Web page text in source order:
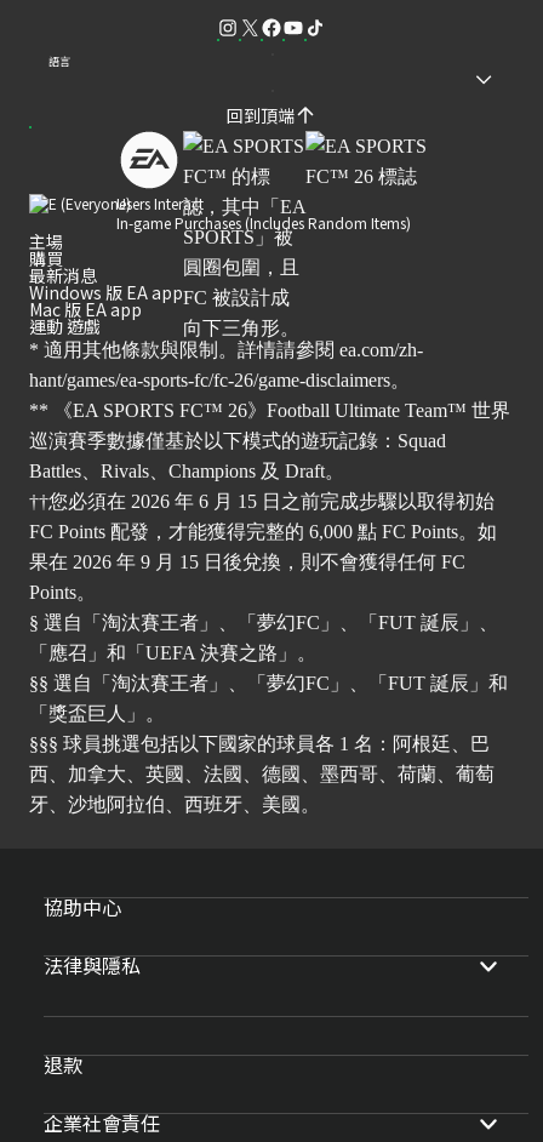
語言
回到頂端
Users Interact
In-game Purchases (Includes Random Items)
主場
購買
最新消息
Windows 版 EA app
Mac 版 EA app
運動 遊戲
* 適用其他條款與限制。詳情請參閱 ea.com/zh-
hant/games/ea-sports-fc/fc-26/game-disclaimers。
** 《EA SPORTS FC™ 26》Football Ultimate Team™ 世界
巡演賽季數據僅基於以下模式的遊玩記錄：Squad
Battles、Rivals、Champions 及 Draft。
††您必須在 2026 年 6 月 15 日之前完成步驟以取得初始
FC Points 配發，才能獲得完整的 6,000 點 FC Points。如
果在 2026 年 9 月 15 日後兌換，則不會獲得任何 FC
Points。
§ 選自「淘汰賽王者」、「夢幻FC」、「FUT 誕辰」、
「應召」和「UEFA 決賽之路」。
§§ 選自「淘汰賽王者」、「夢幻FC」、「FUT 誕辰」和
「獎盃巨人」。
§§§ 球員挑選包括以下國家的球員各 1 名：阿根廷、巴
西、加拿大、英國、法國、德國、墨西哥、荷蘭、葡萄
牙、沙地阿拉伯、西班牙、美國。
協助中心
法律與隱私
退款
企業社會責任